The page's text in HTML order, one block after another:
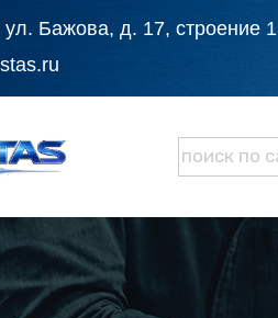
Бажова, д. 17, строение 1